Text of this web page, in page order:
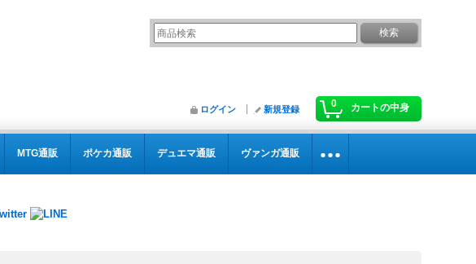
0 カートの中身
ログイン 新規登録
MTG通販 ポケカ通販 デュエマ通販 ヴァンガ通販